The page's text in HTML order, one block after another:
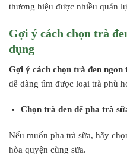
thương hiệu được nhiều quán
Gợi ý cách chọn trà
dụng
Gợi ý cách chọn trà đen ngon
dễ dàng tìm được loại trà phù
Chọn trà đen để pha trà
Nếu muốn pha trà sữa, hãy
hòa quyện cùng sữa.